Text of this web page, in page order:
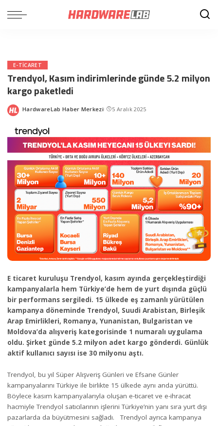
E-TICARET
Trendyol, Kasım indirimlerinde günde 5.2 milyon
kargo paketledi
Posted
HardwareLab Haber Merkezi 5 Aralık 2025
E ticaret kuruluşu Trendyol, kasım ayında gerçekleştirdiği
kampanyalarla hem Türkiye’de hem de yurt dışında güçlü
bir performans sergiledi. 15 ülkede eş zamanlı yürütülen
kampanya döneminde Trendyol, Suudi Arabistan, Birleşik
Arap Emirlikleri, Romanya, Yunanistan, Bulgaristan ve
Moldova’da alışveriş kategorisinde 1 numaralı uygulama
oldu. Şirket günde 5.2 milyon adet kargo gönderdi. Günlük
aktif kullanıcı sayısı ise 30 milyonu aştı.
Trendyol, bu yıl Süper Alışveriş Günleri ve Efsane Günler
kampanyalarını Türkiye ile birlikte 15 ülkede aynı anda yürüttü.
Böylece kasım kampanyalarıyla oluşan e-ticaret ve e-ihracat
hacmiyle Trendyol satıcılarının işlerini Türkiye’nin yanı sıra yurt dışı
pazarlarda da büyütmesini sağladı. Trendyol ayrıca kampanya